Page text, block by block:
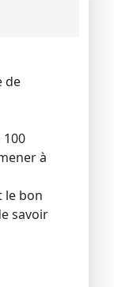
de
à
le bon
savoir